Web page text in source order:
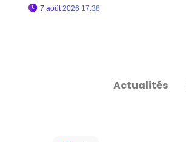
7 août 2026 17:38
Actualités